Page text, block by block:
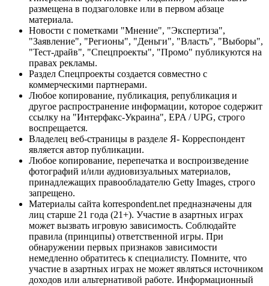
размещена в подзаголовке или в первом абзаце
материала.
Новости с пометками "Мнение", "Экспертиза",
"Заявление", "Регионы", "Деньги", "Власть", "Выборы",
"Тест-драйв", "Спецпроекты", "Промо" публикуются на
правах рекламы.
Раздел Спецпроекты создается совместно с
коммерческими партнерами.
Любое копирование, публикация, републикация и
другое распространение информации, которое содержит
ссылку на "Интерфакс-Украина", EPA / UPG, строго
воспрещается.
Владелец веб-страницы в разделе Я- Корреспондент
является автор публикации.
Любое копирование, перепечатка и воспроизведение
фотографий и/или аудиовизуальных материалов,
принадлежащих правообладателю Getty Images, строго
запрещено.
Материалы сайта korrespondent.net предназначены для
лиц старше 21 года (21+). Участие в азартных играх
может вызвать игровую зависимость. Соблюдайте
правила (принципы) ответственной игры. При
обнаружении первых признаков зависимости
немедленно обратитесь к специалисту. Помните, что
участие в азартных играх не может являться источником
доходов или альтернативой работе. Информационный